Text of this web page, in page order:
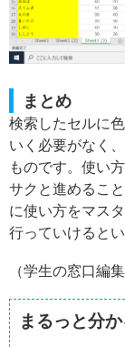
まとめ
検索したセルに
いく必要がなく
ものです。使い
サクと進めるこ
に使い方をマス
行っていけるとい
（学生の窓口編集
まるっと分